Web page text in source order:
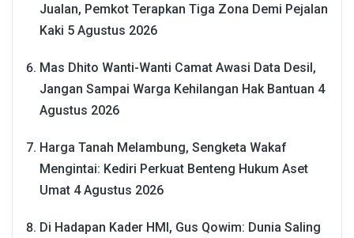
Jualan, Pemkot Terapkan Tiga Zona Demi Pejalan
Kaki 5 Agustus 2026
Mas Dhito Wanti-Wanti Camat Awasi Data Desil,
Jangan Sampai Warga Kehilangan Hak Bantuan 4
Agustus 2026
Harga Tanah Melambung, Sengketa Wakaf
Mengintai: Kediri Perkuat Benteng Hukum Aset
Umat 4 Agustus 2026
Di Hadapan Kader HMI, Gus Qowim: Dunia Saling